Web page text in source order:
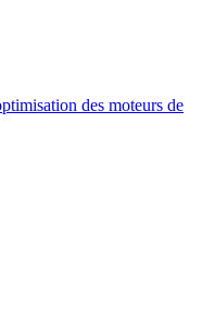
des moteurs de